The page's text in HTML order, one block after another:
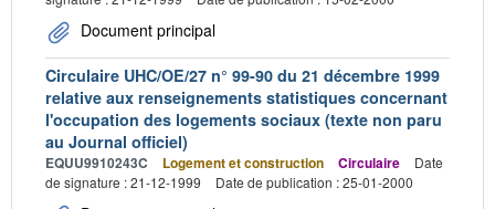
Document principal
Circulaire UHC/OE/27 n° 99-90 du 21 décembre 1999
relative aux renseignements statistiques concernant
l'occupation des logements sociaux (texte non paru
au Journal officiel)
EQUU9910243C Logement et construction Circulaire
Date
de signature : 21-12-1999
Date de publication : 25-01-2000